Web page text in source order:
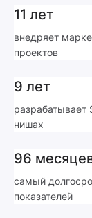
11 лет
внедряет
проектов
9 лет
разрабатывает
нишах
96
самый
показателей